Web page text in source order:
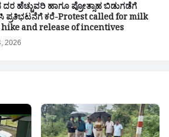
ಹೆಚ್ಚುವರಿ ಹಾಗೂ ಪ್ರೋತ್ಸಾಹ ಬಿಡುಗಡೆಗೆ
ಪ್ರತಿಭಟನೆಗೆ ಕರೆ-Protest called for milk
and release of incentives
2026